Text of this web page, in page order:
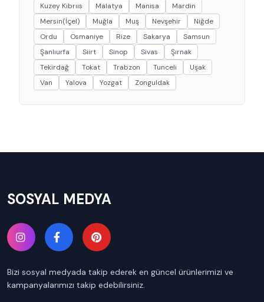
Kuzey Kıbrııs
Malatya Manisa
Mardin
Mersin(İçel)
Muğla Muş Nevşehir
Niğde
Ordu
Osmaniye Rize Sakarya
Samsun
Şanlıurfa
Siirt Sinop Sivas
Şırnak
Tekirdağ
Tokat Trabzon Tunceli
Uşak
Van
Yalova Yozgat Zonguldak
SOSYAL MEDYA
Bizi sosyal medyada takip ederek en güncel ürünlerimizi ve
kampanyalarımızı takip edebilirsiniz.